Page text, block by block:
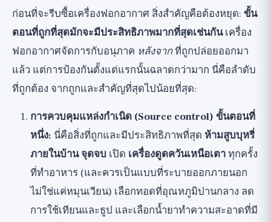
ก่อนที่จะรีบซื้อเครื่องฟอกอากาศ สิ่งสำคัญคือต้องหยุด: ขั้น
ตอนที่ถูกที่สุดมักจะมีประสิทธิภาพมากที่สุดเช่นกันเครื่อง
ฟอกอากาศจัดการกับอนุภาค หลังจากที่ถูกปล่อยออกมา
แล้ว แต่การป้องกันตั้งแต่แรกนั้นฉลาดกว่ามาก นี่คือลำดับ
ที่ถูกต้อง จากถูกและสำคัญที่สุดไปน้อยที่สุด:
การควบคุมแหล่งกำเนิด (Source control) ขั้นตอนที่
หนึ่ง: นี่คือสิ่งที่ถูกและมีประสิทธิภาพที่สุด ห้ามสูบบุหรี่
ภายในบ้าน จุดจบ เปิด เครื่องดูดควันเหนือเตาทุกครั้ง
ที่ทำอาหาร (และควรเป็นแบบที่ระบายออกภายนอก
ไม่ใช่แค่หมุนเวียน) เลือกทอดที่อุณหภูมิปานกลาง ลด
การใช้เทียนและธูป และเลือกน้ำยาทำความสะอาดที่มี